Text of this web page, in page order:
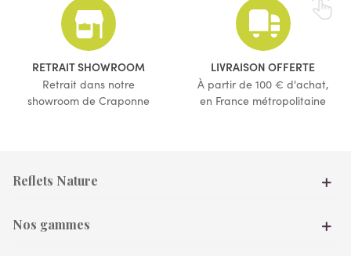
(1 avis)
RETRAIT SHOWROOM
Retrait dans notre
showroom de Craponne
LIVRAISON OFFERTE
À partir de 100 € d'achat,
en France métropolitaine
Reflets Nature
Nos gammes